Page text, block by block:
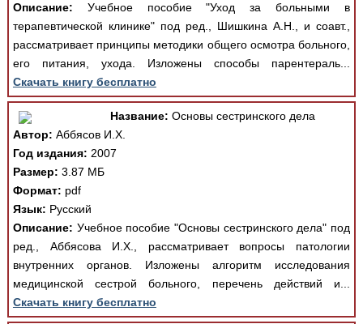
Описание: Учебное пособие "Уход за больными в
терапевтической клинике" под ред., Шишкина А.Н., и соавт.,
рассматривает принципы методики общего осмотра больного,
его питания, ухода. Изложены способы парентераль...
Скачать книгу бесплатно
Название: Основы сестринского дела
Автор: Аббясов И.Х.
Год издания: 2007
Размер: 3.87 МБ
Формат: pdf
Язык: Русский
Описание: Учебное пособие "Основы сестринского дела" под
ред., Аббясова И.Х., рассматривает вопросы патологии
внутренних органов. Изложены алгоритм исследования
медицинской сестрой больного, перечень действий и...
Скачать книгу бесплатно